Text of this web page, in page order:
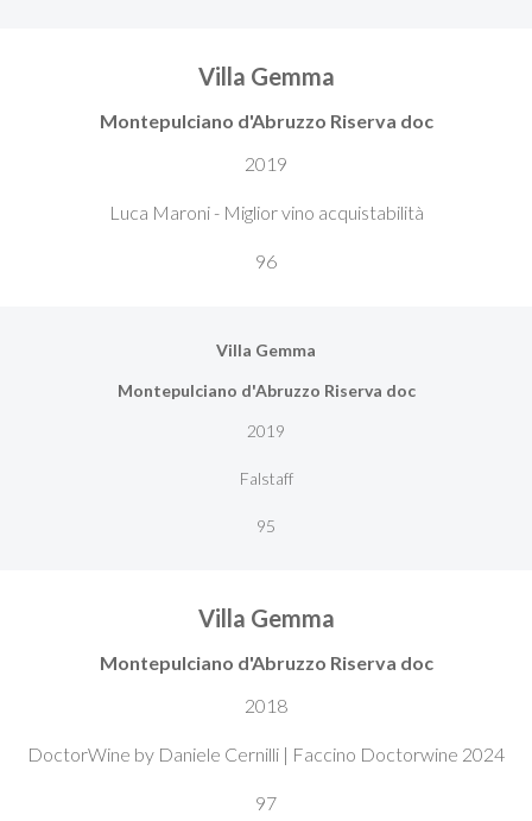
Villa Gemma
Montepulciano d'Abruzzo Riserva doc
2019
Luca Maroni - Miglior vino acquistabilità
96
Villa Gemma
Montepulciano d'Abruzzo Riserva doc
2019
Falstaff
95
Villa Gemma
Montepulciano d'Abruzzo Riserva doc
2018
DoctorWine by Daniele Cernilli | Faccino Doctorwine 2024
97